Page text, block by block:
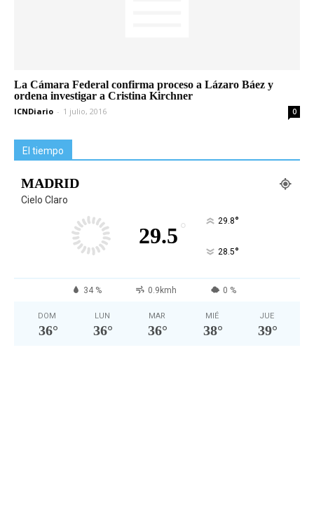
La Cámara Federal confirma proceso a Lázaro Báez y
ordena investigar a Cristina Kirchner
ICNDiario - 1 julio, 2016 0
El tiempo
MADRID
Cielo Claro
29.5 ° 29.8°
28.5°
34 % 0.9kmh 0 %
DOM
36°
LUN
36°
MAR
36°
MIÉ
38°
JUE
39°